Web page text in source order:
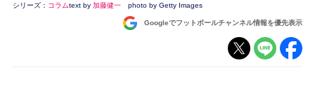
高校サッカー
シリーズ： コラムtext by 加藤健一 photo by Getty Images
Googleでフットボールチャンネル情報を優先表示